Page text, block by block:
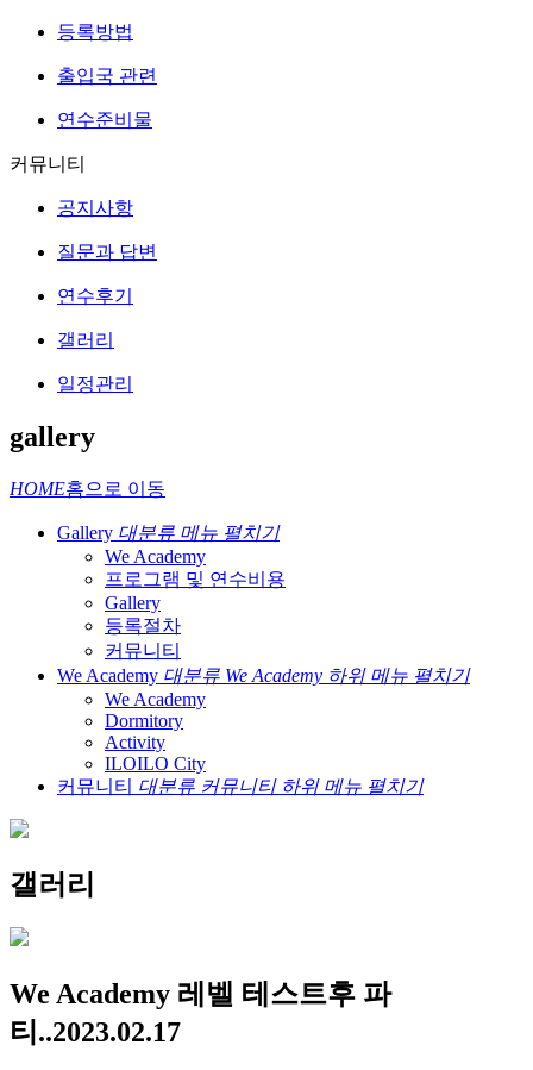
등록방법
출입국 관련
연수준비물
커뮤니티
공지사항
질문과 답변
연수후기
갤러리
일정관리
gallery
HOME홈으로 이동
Gallery 대분류 메뉴 펼치기
We Academy
프로그램 및 연수비용
Gallery
등록절차
커뮤니티
We Academy 대분류 We Academy 하위 메뉴 펼치기
We Academy
Dormitory
Activity
ILOILO City
커뮤니티 대분류 커뮤니티 하위 메뉴 펼치기
갤러리
We Academy 레벨 테스트후 파
티..2023.02.17